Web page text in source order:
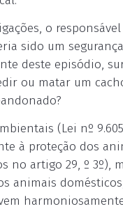
o
sido um
deste episódio,
ou matar um
(Lei nº
à proteção dos
no artigo 29, º 3º),
animais